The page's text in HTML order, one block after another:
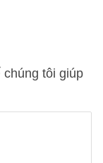
chúng tôi giúp